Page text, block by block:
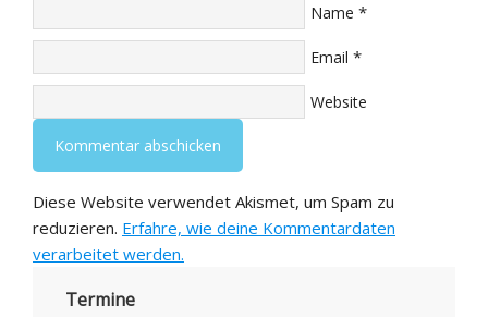
Name *
Email *
Website
Diese Website verwendet Akismet, um Spam zu
reduzieren. Erfahre, wie deine Kommentardaten
verarbeitet werden.
Termine